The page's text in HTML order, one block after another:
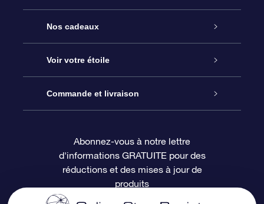
Service
À propos de l’OSR
Nous contacter
Questions fréquemment posées
Revues
Nos cadeaux
Cadeau d’étoile en ligne
Coffret cadeau OSR
Carte cadeau OSR
Voir votre étoile
Registre des étoiles
Page d’accueil personnalisée
Un million d’étoiles
Commande et livraison
Informations de paiement
Informations d’expédition
Abonnez-vous à notre lettre
d'informations GRATUITE pour des
réductions et des mises à jour de
produits